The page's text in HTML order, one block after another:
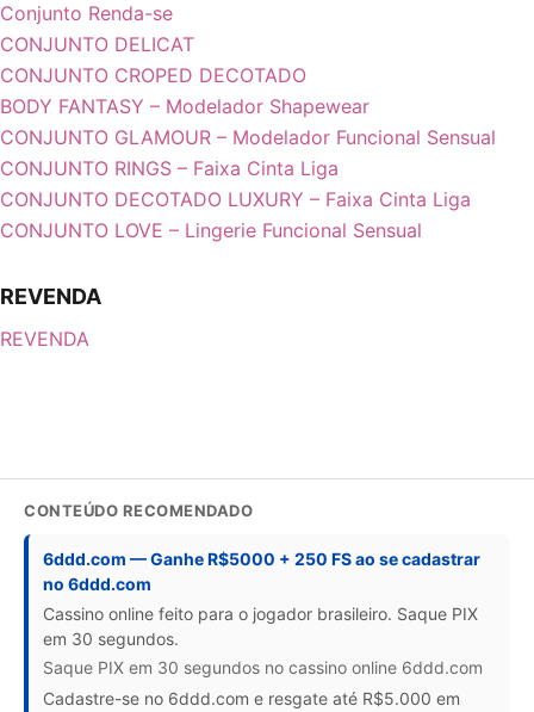
Conjunto Renda-se
CONJUNTO DELICAT
CONJUNTO CROPED DECOTADO
BODY FANTASY – Modelador Shapewear
CONJUNTO GLAMOUR – Modelador Funcional Sensual
CONJUNTO RINGS – Faixa Cinta Liga
CONJUNTO DECOTADO LUXURY – Faixa Cinta Liga
CONJUNTO LOVE – Lingerie Funcional Sensual
REVENDA
REVENDA
CONTEÚDO RECOMENDADO
6ddd.com — Ganhe R$5000 + 250 FS ao se cadastrar
no 6ddd.com
Cassino online feito para o jogador brasileiro. Saque PIX
em 30 segundos.
Saque PIX em 30 segundos no cassino online 6ddd.com
Cadastre-se no 6ddd.com e resgate até R$5.000 em